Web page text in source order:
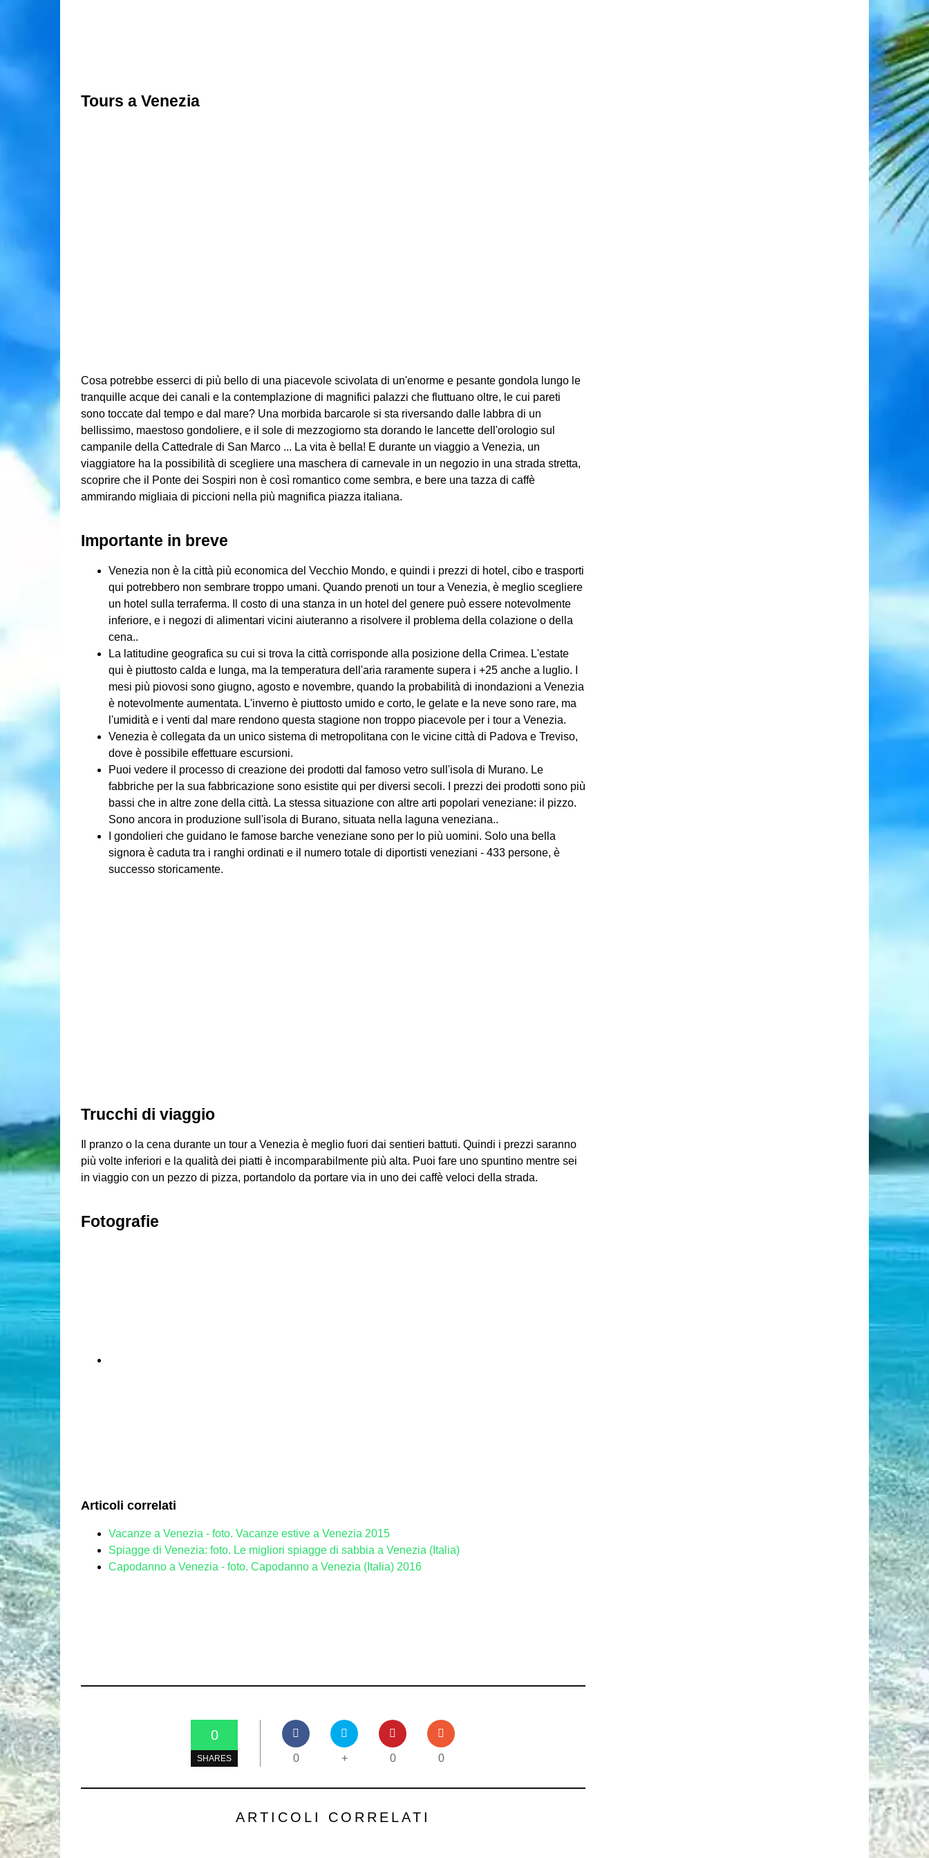
Tours a Venezia
Cosa potrebbe esserci di più bello di una piacevole scivolata di un'enorme e pesante gondola lungo le
tranquille acque dei canali e la contemplazione di magnifici palazzi che fluttuano oltre, le cui pareti
sono toccate dal tempo e dal mare? Una morbida barcarole si sta riversando dalle labbra di un
bellissimo, maestoso gondoliere, e il sole di mezzogiorno sta dorando le lancette dell'orologio sul
campanile della Cattedrale di San Marco ... La vita è bella! E durante un viaggio a Venezia, un
viaggiatore ha la possibilità di scegliere una maschera di carnevale in un negozio in una strada stretta,
scoprire che il Ponte dei Sospiri non è così romantico come sembra, e bere una tazza di caffè
ammirando migliaia di piccioni nella più magnifica piazza italiana.
Importante in breve
Venezia non è la città più economica del Vecchio Mondo, e quindi i prezzi di hotel, cibo e trasporti
qui potrebbero non sembrare troppo umani. Quando prenoti un tour a Venezia, è meglio scegliere
un hotel sulla terraferma. Il costo di una stanza in un hotel del genere può essere notevolmente
inferiore, e i negozi di alimentari vicini aiuteranno a risolvere il problema della colazione o della
cena..
La latitudine geografica su cui si trova la città corrisponde alla posizione della Crimea. L'estate
qui è piuttosto calda e lunga, ma la temperatura dell'aria raramente supera i +25 anche a luglio. I
mesi più piovosi sono giugno, agosto e novembre, quando la probabilità di inondazioni a Venezia
è notevolmente aumentata. L'inverno è piuttosto umido e corto, le gelate e la neve sono rare, ma
l'umidità e i venti dal mare rendono questa stagione non troppo piacevole per i tour a Venezia.
Venezia è collegata da un unico sistema di metropolitana con le vicine città di Padova e Treviso,
dove è possibile effettuare escursioni.
Puoi vedere il processo di creazione dei prodotti dal famoso vetro sull'isola di Murano. Le
fabbriche per la sua fabbricazione sono esistite qui per diversi secoli. I prezzi dei prodotti sono più
bassi che in altre zone della città. La stessa situazione con altre arti popolari veneziane: il pizzo.
Sono ancora in produzione sull'isola di Burano, situata nella laguna veneziana..
I gondolieri che guidano le famose barche veneziane sono per lo più uomini. Solo una bella
signora è caduta tra i ranghi ordinati e il numero totale di diportisti veneziani - 433 persone, è
successo storicamente.
Trucchi di viaggio
Il pranzo o la cena durante un tour a Venezia è meglio fuori dai sentieri battuti. Quindi i prezzi saranno
più volte inferiori e la qualità dei piatti è incomparabilmente più alta. Puoi fare uno spuntino mentre sei
in viaggio con un pezzo di pizza, portandolo da portare via in uno dei caffè veloci della strada.
Fotografie
Articoli correlati
Vacanze a Venezia - foto. Vacanze estive a Venezia 2015
Spiagge di Venezia: foto. Le migliori spiagge di sabbia a Venezia (Italia)
Capodanno a Venezia - foto. Capodanno a Venezia (Italia) 2016
0
SHARES 0 + 0 0
ARTICOLI CORRELATI